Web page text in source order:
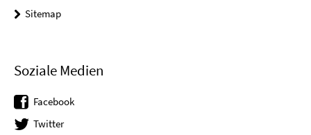
Sitemap
Soziale Medien
Facebook
Twitter